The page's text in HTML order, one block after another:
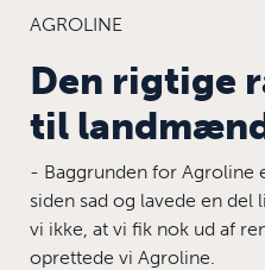
AGROLINE
Den rigtige
til
- Baggrunden for Agroline
siden sad og lavede en
vi ikke, at vi fik nok ud af
oprettede vi Agroline.